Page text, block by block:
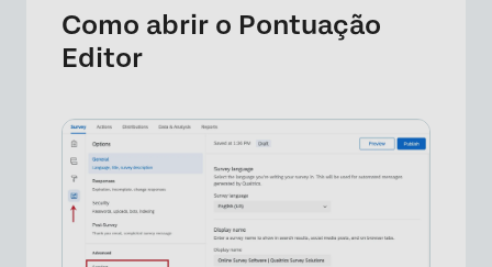
Como abrir o Pontuação
Editor